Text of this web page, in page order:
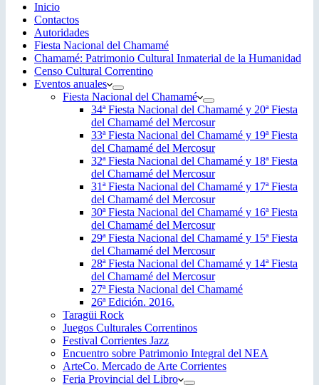
Inicio
Contactos
Autoridades
Fiesta Nacional del Chamamé
Chamamé: Patrimonio Cultural Inmaterial de la Humanidad
Censo Cultural Correntino
Eventos anuales
Fiesta Nacional del Chamamé
34ª Fiesta Nacional del Chamamé y 20ª Fiesta
del Chamamé del Mercosur
33ª Fiesta Nacional del Chamamé y 19ª Fiesta
del Chamamé del Mercosur
32ª Fiesta Nacional del Chamamé y 18ª Fiesta
del Chamamé del Mercosur
31ª Fiesta Nacional del Chamamé y 17ª Fiesta
del Chamamé del Mercosur
30ª Fiesta Nacional del Chamamé y 16ª Fiesta
del Chamamé del Mercosur
29ª Fiesta Nacional del Chamamé y 15ª Fiesta
del Chamamé del Mercosur
28ª Fiesta Nacional del Chamamé y 14ª Fiesta
del Chamamé del Mercosur
27ª Fiesta Nacional del Chamamé
26ª Edición. 2016.
Taragüi Rock
Juegos Culturales Correntinos
Festival Corrientes Jazz
Encuentro sobre Patrimonio Integral del NEA
ArteCo. Mercado de Arte Corrientes
Feria Provincial del Libro